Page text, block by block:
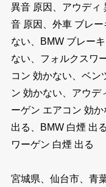
異音 原因、アウディ
音 原因、外車 ブレ
ない、BMW ブレー
ない、フォルクスワ
コン 効かない、ベン
ン 効かない、アウデ
ーゲン エアコン 効
出る、BMW 白煙 出
ワーゲン 白煙 出る
宮城県、仙台市、青